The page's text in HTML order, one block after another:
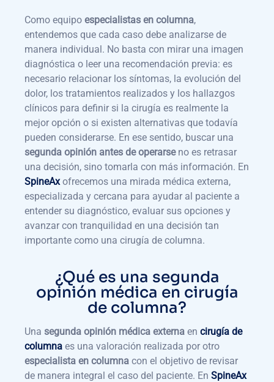
Como equipo especialistas en columna,
entendemos que cada caso debe analizarse de
manera individual. No basta con mirar una imagen
diagnóstica o leer una recomendación previa: es
necesario relacionar los síntomas, la evolución del
dolor, los tratamientos realizados y los hallazgos
clínicos para definir si la cirugía es realmente la
mejor opción o si existen alternativas que todavía
pueden considerarse. En ese sentido, buscar una
segunda opinión antes de operarseno es retrasar
una decisión, sino tomarla con más información. En
SpineAx ofrecemos una mirada médica externa,
especializada y cercana para ayudar al paciente a
entender su diagnóstico, evaluar sus opciones y
avanzar con tranquilidad en una decisión tan
importante como una cirugía de columna.
¿Qué es una segunda
opinión médica en cirugía
de columna?
Una segunda opinión médica externa en cirugía de
columna es una valoración realizada por otro
especialista en columna con el objetivo de revisar
de manera integral el caso del paciente. En SpineAx